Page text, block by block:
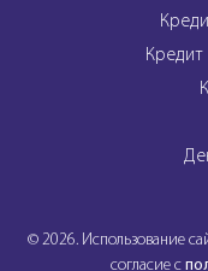
Кредит
© 2026. Использование
согласие с